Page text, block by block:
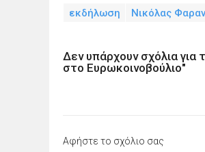
εκδήλωση Νικόλας
Δεν υπάρχουν σχόλια
στο Ευρωκοινοβούλιο"
Αφήστε το σχόλιο σας